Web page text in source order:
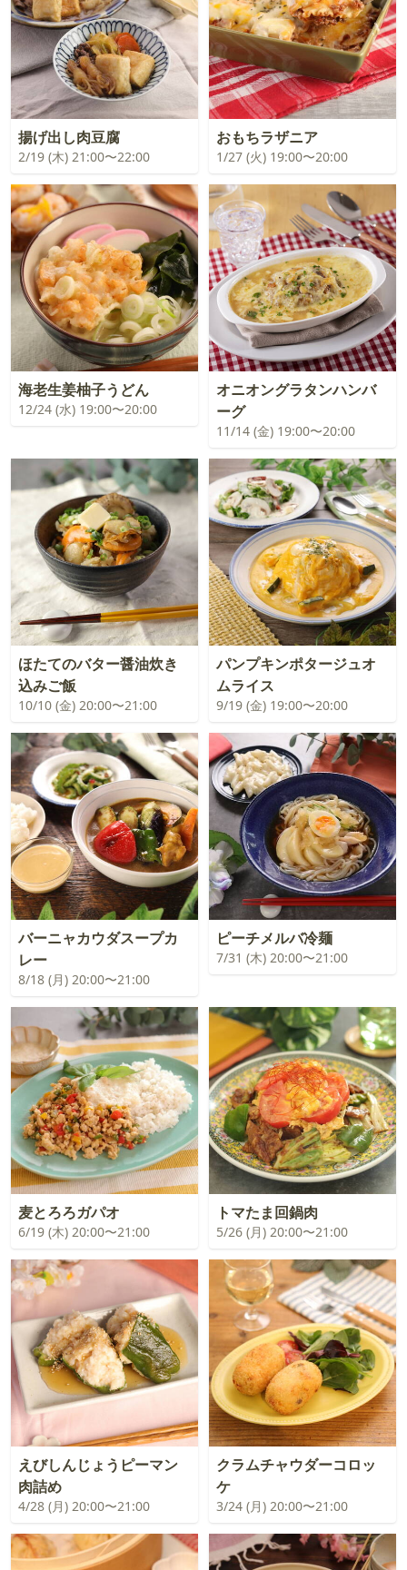
揚げ出し肉豆腐
2/19 (木) 21:00〜22:00
おもちラザニア
1/27 (火) 19:00〜20:00
海老生姜柚子うどん
12/24 (水) 19:00〜20:00
オニオングラタンハンバ
ーグ
11/14 (金) 19:00〜20:00
ほたてのバター醤油炊き
込みご飯
10/10 (金) 20:00〜21:00
パンプキンポタージュオ
ムライス
9/19 (金) 19:00〜20:00
バーニャカウダスープカ
レー
8/18 (月) 20:00〜21:00
ピーチメルバ冷麺
7/31 (木) 20:00〜21:00
麦とろろガパオ
6/19 (木) 20:00〜21:00
トマたま回鍋肉
5/26 (月) 20:00〜21:00
えびしんじょうピーマン
肉詰め
4/28 (月) 20:00〜21:00
クラムチャウダーコロッ
ケ
3/24 (月) 20:00〜21:00